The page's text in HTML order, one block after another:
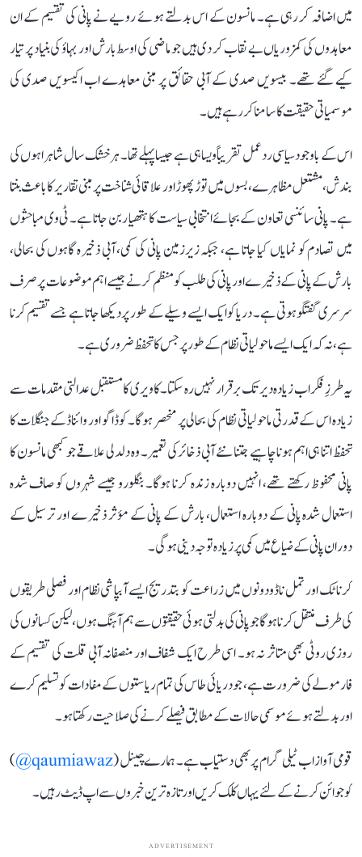
میں اضافہ کر رہی ہے۔ مانسون کے اس بدلتے ہوئے رویے نے پانی کی تقسیم کے ان
معاہدوں کی کمزوریاں بے نقاب کر دی ہیں جو ماضی کی اوسط بارش اور بہاؤ کی بنیاد پر تیار
کیے گئے تھے۔ بیسویں صدی کے آبی حقائق پر مبنی معاہدے اب اکیسویں صدی کی
موسمیاتی حقیقت کا سامنا کر رہے ہیں۔
اس کے باوجود سیاسی ردعمل تقریباً ویسا ہی ہے جیسا پہلے تھا۔ ہر خشک سال شاہراہوں کی
بندش، مشتعل مظاہرے، بسوں میں توڑ پھوڑ اور علاقائی شناخت پر مبنی تقاریر کا باعث بنتا
ہے۔ پانی سائنسی تعاون کے بجائے انتخابی سیاست کا ہتھیار بن جاتا ہے۔ ٹی وی مباحثوں
میں تصادم کو نمایاں کیا جاتا ہے، جبکہ زیرزمین پانی کی کمی، آبی ذخیرہ گاہوں کی بحالی،
بارش کے پانی کے ذخیرے اور پانی کی طلب کو منظم کرنے جیسے اہم موضوعات پر صرف
سرسری گفتگو ہوتی ہے۔ دریا کو ایک ایسے وسیلے کے طور پر دیکھا جاتا ہے جسے تقسیم کرنا
ہے، نہ کہ ایک ایسے ماحولیاتی نظام کے طور پر جس کا تحفظ ضروری ہے۔
یہ طرزِ فکر اب زیادہ دیر تک برقرار نہیں رہ سکتا۔ کاویری کا مستقبل عدالتی مقدمات سے
زیادہ اس کے قدرتی ماحولیاتی نظام کی بحالی پر منحصر ہوگا۔ کوڈاگو اور وائناڈ کے جنگلات کا
تحفظ اتنا ہی اہم ہونا چاہیے جتنا نئے آبی ذخائر کی تعمیر۔ وہ دلدلی علاقے جو کبھی مانسون کا
پانی محفوظ رکھتے تھے، انہیں دوبارہ زندہ کرنا ہوگا۔ بنگلورو جیسے شہروں کو صاف شدہ
استعمال شدہ پانی کے دوبارہ استعمال، بارش کے پانی کے مؤثر ذخیرے اور ترسیل کے
دوران پانی کے ضیاع میں کمی پر زیادہ توجہ دینی ہوگی۔
کرناٹک اور تمل ناڈو دونوں میں زراعت کو بتدریج ایسے آبپاشی نظام اور فصلی طریقوں
کی طرف منتقل کرنا ہوگا جو پانی کی بدلتی ہوئی حقیقتوں سے ہم آہنگ ہوں، لیکن کسانوں کی
روزی روٹی بھی متاثر نہ ہو۔ اسی طرح ایک شفاف اور منصفانہ آبی قلت کی تقسیم کے
فارمولے کی ضرورت ہے، جو دریائی طاس کی تمام ریاستوں کے مفادات کو تسلیم کرے
اور بدلتے ہوئے موسمی حالات کے مطابق فیصلے کرنے کی صلاحیت رکھتا ہو۔
قومی آواز اب ٹیلی گرام پر بھی دستیاب ہے۔ ہمارے چینل (qaumiawaz@
)
کو جوائن کرنے کے لئے یہاں کلک کریں اور تازہ ترین خبروں سے اپ ڈیٹ رہیں۔
ADVERTISEMENT